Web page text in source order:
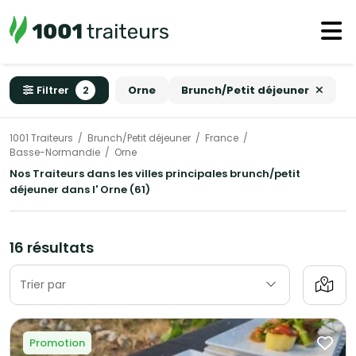
Filtrer 2 Orne Brunch/Petit déjeuner
1001 Traiteurs Brunch/Petit déjeuner
France
Basse-Normandie
Orne
Nos Traiteurs dans les villes principales brunch/petit
déjeuner dans l' Orne (61)
16 résultats
Trier par
Promotion